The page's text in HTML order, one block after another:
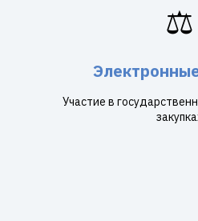
⚖️
Участие в